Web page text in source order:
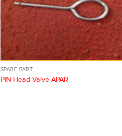
SPARE PART
PIN Head Valve APAR